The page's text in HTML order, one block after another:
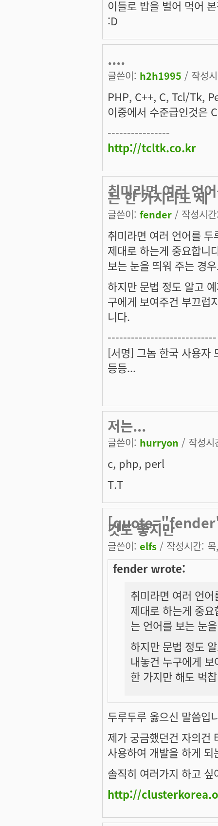
이들로 밥을 벌어 먹어
:D
....
글쓴이: h2h1995 / 작성
PHP, C++, C, Tcl/Tk,
이중에서 수준급인것은
----------------
http://tcltk.co.kr
취미라면 여러 언
는 한 가지라도 제
글쓴이: fender / 작성시
취미라면 여러 언어를
제대로 하는게 중요합니
보는 눈을 띄워 주는 경
하지만 문법 정도 알고
구에게 보여주건 부끄럽
니다.
----------------------------
[서명] 그놈 한국 사용자
등등...
저는...
글쓴이: hurryon / 작성
c, php, perl
T.T
[quote="fender"]
것도 좋지만
글쓴이: elfs / 작성시간:
fender wrote:
취미라면 여러 언
제대로 하는게 중
는 언어를 보는 눈
하지만 문법 정도
내놓건 누구에게
한 가지만 해도 벅
두루두루 옳으신 말씀입
제가 궁금했던건 자의건
사용하여 개발을 하게
솔직히 여러가지 하고
http://